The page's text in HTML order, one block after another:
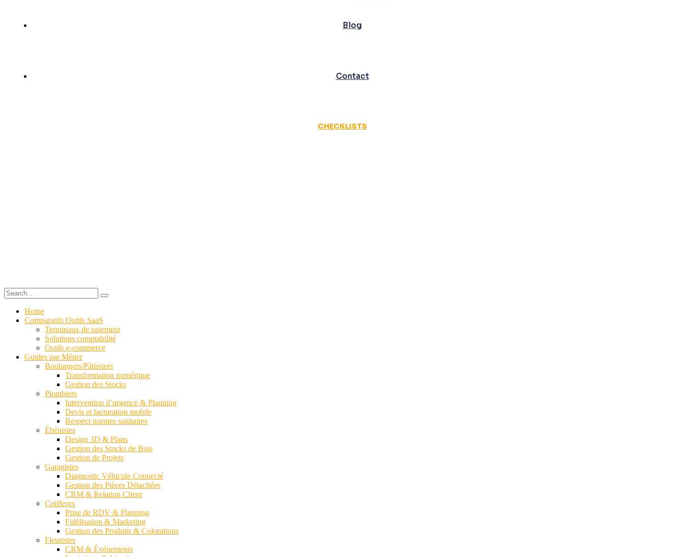
Blog
Contact
CHECKLISTS
Home
Comparatifs Outils SaaS
Terminaux de paiement
Solutions comptabilité
Outils e-commerce
Guides par Métier
Boulangers/Pâtissiers
Transformation numérique
Gestion des Stocks
Plombiers
Intervention d’urgence & Planning
Devis et facturation mobile
Respect normes sanitaires
Ébénistes
Design 3D & Plans
Gestion des Stocks de Bois
Gestion de Projets
Garagistes
Diagnostic Véhicule Connecté
Gestion des Pièces Détachées
CRM & Relation Client
Coiffeurs
Prise de RDV & Planning
Fidélisation & Marketing
Gestion des Produits & Colorations
Fleuristes
CRM & Événements